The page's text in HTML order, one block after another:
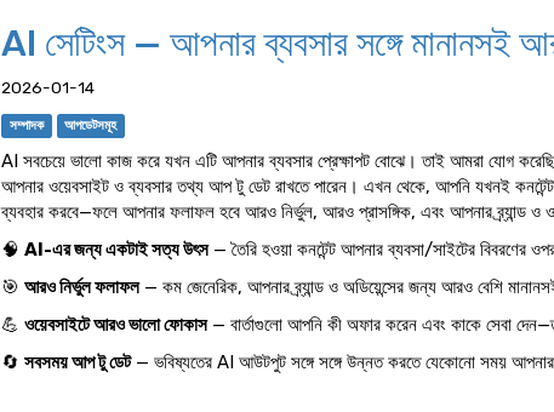
AI সেটিংস — আপনার ব্যবসার সঙ্গে মানানসই
2026-01-14
সম্পাদক আপডেটসমূহ
AI সবচেয়ে ভালো কাজ করে যখন এটি আপনার ব্যবসার প্রেক্ষাপট বোঝে। তাই আমরা যোগ করেছি
আপনার ওয়েবসাইট ও ব্যবসার তথ্য আপ টু ডেট রাখতে পারেন। এখন থেকে, আপনি যখনই কনটেন্ট
ব্যবহার করবে—ফলে আপনার ফলাফল হবে আরও নির্ভুল, আরও প্রাসঙ্গিক, এবং আপনার ব্র্যান্ড ও
🧠 AI-এর জন্য একটাই সত্য উৎস— তৈরি হওয়া কনটেন্ট আপনার ব্যবসা/সাইটের বিবরণের
🎯 আরও নির্ভুল ফলাফল— কম জেনেরিক, আপনার ব্র্যান্ড ও অডিয়েন্সের জন্য আরও বেশি
💪 ওয়েবসাইটে আরও ভালো ফোকাস— বার্তাগুলো আপনি কী অফার করেন এবং কাকে সেবা
🔄 সবসময় আপ টু ডেট— ভবিষ্যতের AI আউটপুট সঙ্গে সঙ্গে উন্নত করতে যেকোনো সময়